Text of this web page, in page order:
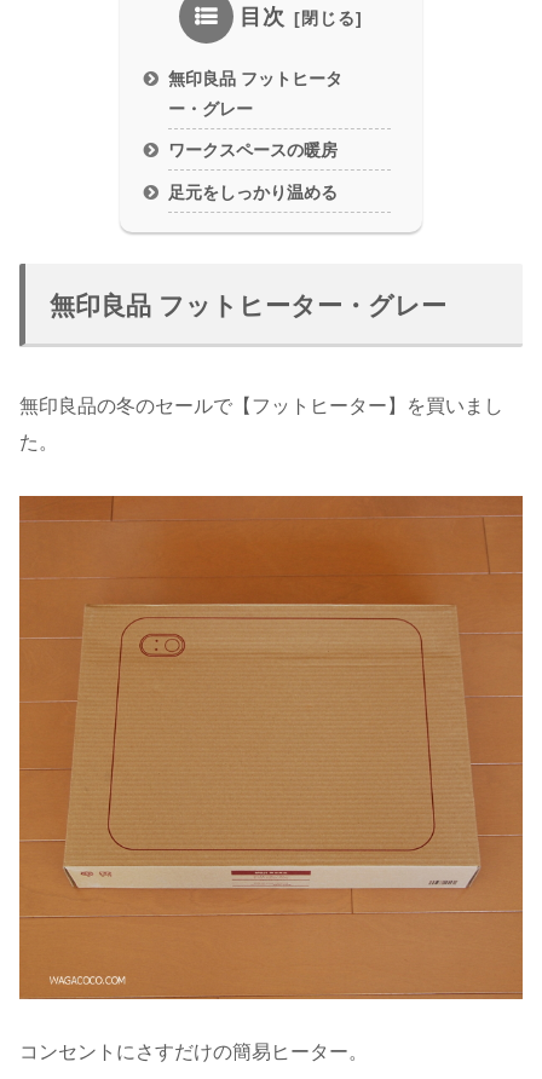
目次
無印良品 フットヒータ
ー・グレー
ワークスペースの暖房
足元をしっかり温める
無印良品 フットヒーター・グレー
無印良品の冬のセールで【フットヒーター】を買いまし
た。
コンセントにさすだけの簡易ヒーター。